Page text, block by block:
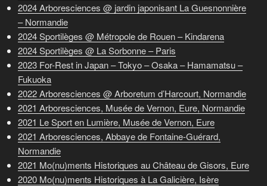
2024 Arboresciences @ jardin japonisant La Guesnonnière
– Normandie
2024 Sportilèges @ Métropole de Rouen – Kindarena
2024 Sportilèges @ La Sorbonne – Paris
2023 For-Rest in Japan – Tokyo – Osaka – Hamamatsu –
Fukuoka
2022 Arboresciences @ Arboretum d’Harcourt, Normandie
2021 Arboresciences, Musée de Vernon, Eure, Normandie
2021 Le Sport en Lumière, Musée de Vernon, Eure
2021 Arboresciences, Abbaye de Fontaine-Guérard,
Normandie
2021 Mo(nu)ments Historiques au Château de Gisors, Eure
2020 Mo(nu)ments Historiques à La Galicière, Isère